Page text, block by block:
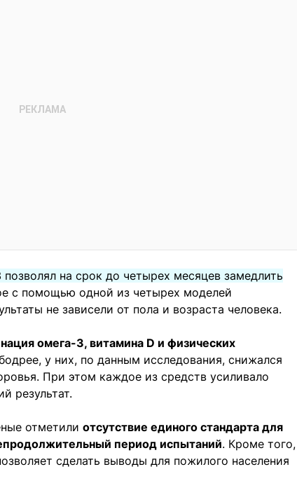
на срок до четырех месяцев замедлить
с помощью одной из четырех моделей
не зависели от пола и возраста человека.
омега-3, витамина D и физических
у них, по данным исследования, снижался
При этом каждое из средств усиливало
результат.
отметили отсутствие единого стандарта для
период испытаний. Кроме того,
сделать выводы для пожилого населения